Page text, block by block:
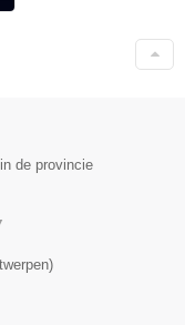
de provincie
)